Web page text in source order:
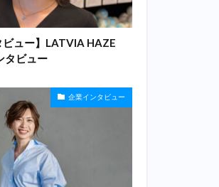
ビュー】LATVIA HAZE
ビュー
企業インタビュー